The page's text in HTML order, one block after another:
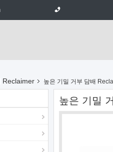
Reclaimer 높은 기밀 거부 담배
높은 기밀